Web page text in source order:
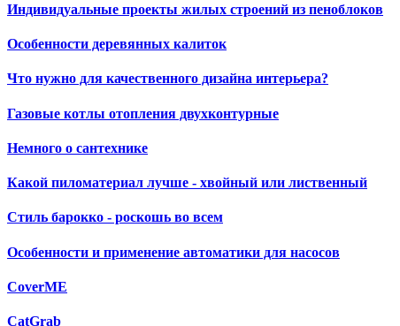
Индивидуальные проекты жилых строений из пеноблоков
Особенности деревянных калиток
Что нужно для качественного дизайна интерьера?
Газовые котлы отопления двухконтурные
Немного о сантехнике
Какой пиломатериал лучше - хвойный или лиственный
Стиль барокко - роскошь во всем
Особенности и применение автоматики для насосов
CoverME
CatGrab